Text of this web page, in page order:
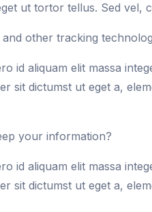
ut tortor tellus. Sed vel,
other tracking
id aliquam elit massa
sit dictumst ut eget a,
your information?
id aliquam elit massa
sit dictumst ut eget a,